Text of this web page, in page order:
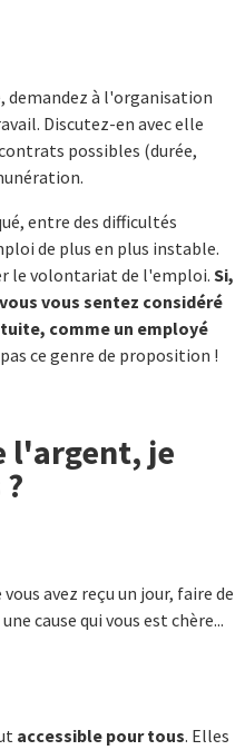
demandez à l'organisation
Discutez-en avec elle
possibles (durée,
entre des difficultés
de plus en plus instable.
le volontariat de l'emploi. Si,
vous sentez considéré
comme un employé
ce genre de proposition !
l'argent, je
avez reçu un jour, faire de
cause qui vous est chère...
accessible pour tous. Elles